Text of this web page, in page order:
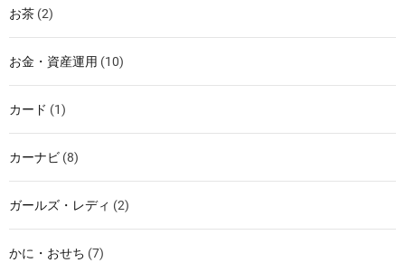
お茶 (2)
お金・資産運用 (10)
カード (1)
カーナビ (8)
ガールズ・レディ (2)
かに・おせち (7)